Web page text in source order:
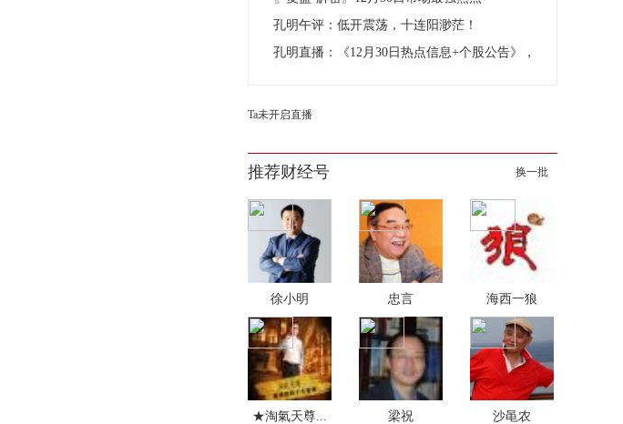
孔明午评：低开震荡，十连阳渺茫！
孔明直播：《12月30日热点信息+个股公告》，
Ta未开启直播
推荐财经号 换一批
徐小明 忠言 海西一狼
★淘氣天尊... 梁祝 沙黾农